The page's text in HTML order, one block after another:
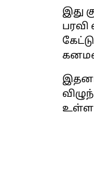
இது
உள்ள